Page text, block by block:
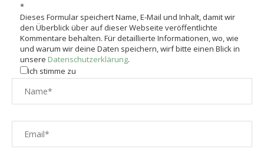
*
Dieses Formular speichert Name, E-Mail und Inhalt, damit wir
den Überblick über auf dieser Webseite veröffentlichte
Kommentare behalten. Für detaillierte Informationen, wo, wie
und warum wir deine Daten speichern, wirf bitte einen Blick in
unsere Datenschutzerklärung.
Ich stimme zu